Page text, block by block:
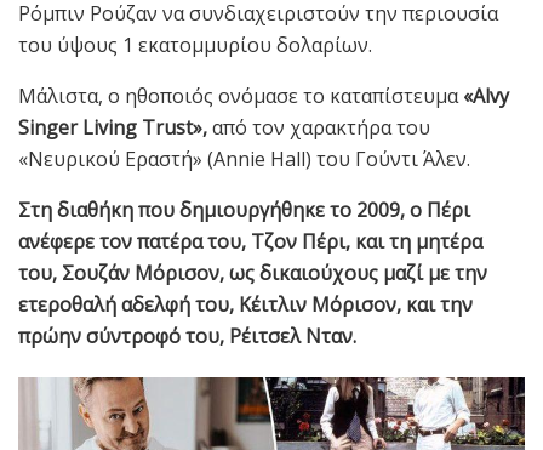
Ρόμπιν Ρούζαν να συνδιαχειριστούν την περιουσία
του ύψους 1 εκατομμυρίου δολαρίων.
Μάλιστα, ο ηθοποιός ονόμασε το καταπίστευμα«Alvy
Singer Living Trust»,από τον χαρακτήρα του
«Νευρικού Εραστή» (Annie Hall) του Γούντι Άλεν.
Στη διαθήκη που δημιουργήθηκε το 2009, ο Πέρι
ανέφερε τον πατέρα του, Τζον Πέρι, και τη μητέρα
του, Σουζάν Μόρισον, ως δικαιούχους μαζί με την
ετεροθαλή αδελφή του, Κέιτλιν Μόρισον, και την
πρώην σύντροφό του, Ρέιτσελ Νταν.